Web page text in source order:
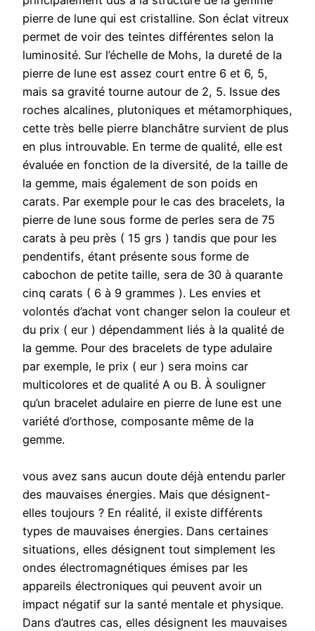
pierre de lune qui est cristalline. Son éclat vitreux
permet de voir des teintes différentes selon la
luminosité. Sur l’échelle de Mohs, la dureté de la
pierre de lune est assez court entre 6 et 6, 5,
mais sa gravité tourne autour de 2, 5. Issue des
roches alcalines, plutoniques et métamorphiques,
cette très belle pierre blanchâtre survient de plus
en plus introuvable. En terme de qualité, elle est
évaluée en fonction de la diversité, de la taille de
la gemme, mais également de son poids en
carats. Par exemple pour le cas des bracelets, la
pierre de lune sous forme de perles sera de 75
carats à peu près ( 15 grs ) tandis que pour les
pendentifs, étant présente sous forme de
cabochon de petite taille, sera de 30 à quarante
cinq carats ( 6 à 9 grammes ). Les envies et
volontés d’achat vont changer selon la couleur et
du prix ( eur ) dépendamment liés à la qualité de
la gemme. Pour des bracelets de type adulaire
par exemple, le prix ( eur ) sera moins car
multicolores et de qualité A ou B. À souligner
qu’un bracelet adulaire en pierre de lune est une
variété d’orthose, composante même de la
gemme.
vous avez sans aucun doute déjà entendu parler
des mauvaises énergies. Mais que désignent-
elles toujours ? En réalité, il existe différents
types de mauvaises énergies. Dans certaines
situations, elles désignent tout simplement les
ondes électromagnétiques émises par les
appareils électroniques qui peuvent avoir un
impact négatif sur la santé mentale et physique.
Dans d’autres cas, elles désignent les mauvaises